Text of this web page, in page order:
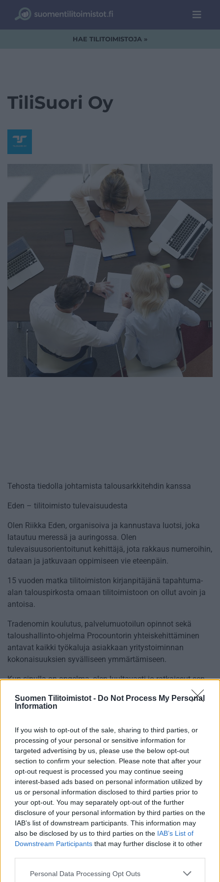
Suomen Tilitoimistot - Do Not Process My Personal
Information
If you wish to opt-out of the sale, sharing to third parties, or
processing of your personal or sensitive information for
targeted advertising by us, please use the below opt-out
section to confirm your selection. Please note that after your
opt-out request is processed you may continue seeing
interest-based ads based on personal information utilized by
us or personal information disclosed to third parties prior to
your opt-out. You may separately opt-out of the further
disclosure of your personal information by third parties on the
IAB’s list of downstream participants. This information may
also be disclosed by us to third parties on the IAB’s List of
Downstream Participants that may further disclose it to other
Please note that this website/app uses one or more Google
Personal Data Processing Opt Outs
HAE TILITOIMISTOJA »
TiliSuori Oy
Tehosta tiedolla johtamista talousarkkitehdin kanssa
Eden – tilitoimisto tulevaisuudesta
Olen Riikka Eden, organisoiva ja kannustava luotsi, joka
latautuu meressä ja auringossa. Olen
tulevaisuusorientoitunut kehittäjä, jota rakkaus numeroihin,
dataan ja jatkuvaan oppimiseen vie eteenpäin.
15 vuoden matka tilitoimiston kirjanpitäjänä tapahtuma-
alan talouspirkosta omaan tilitoimistoon on ollut avoin ja
antoisa.
Tradenomin koulutus, palvelumuotoilun opinnot sekä
taloushallinto-ohjelma Procountorin yhteiskehittäminen
antavat kaikki työkaluja asiakkaan yritystoiminnan
kokonaisuuksien syvälliseen ymmärtämiseen.
Kun sinulla on ongelma, olen luultavasti jo ratkaissut sen.
Minusta saat nopean ja superluotettavan kumppanin, joka
sulautuu saumattomasti osaksi tiimiänne.
usein myös itselleni. Työpaikalla virkistyn vihreällä teellä ja
pysähdyn juhlistamaan pieniäkin onnistumisia.
Aletaanko hommiin?
www.tilisuori.fi
Tilitoimiston erityisosaaminen
Palvelukielet